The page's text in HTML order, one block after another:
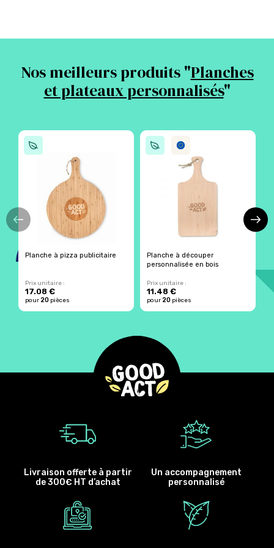
Nos meilleurs produits "Planches
et plateaux personnalisés"
Planche à pizza publicitaire
Prix unitaire :
17.08 €
pour20 pièces
Planche à découper
personnalisée en bois
Prix unitaire :
11.48 €
pour20 pièces
Livraison offerte à partir
de 300€ HT d’achat
Un accompagnement
personnalisé